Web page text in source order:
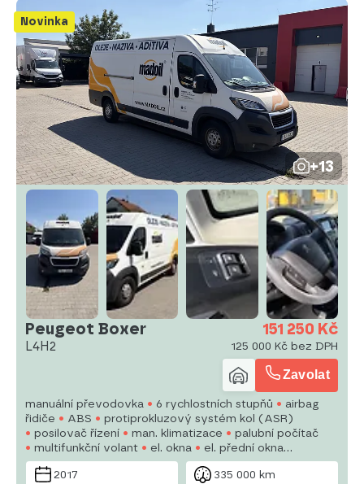
Novinka
+13
Peugeot Boxer
L4H2
151 250 Kč
125 000 Kč bez DPH
Zavolat
manuální převodovka 6 rychlostních stupňů
airbag
řidiče
ABS
protiprokluzový systém kol (ASR)
posilovač řízení
man. klimatizace
palubní počítač
multifunkční volant
el. okna
el. přední okna
plnohodnotné rezervní kolo
el. zrcátka
imobilizér
centrál dálkový
2017 335 000 km